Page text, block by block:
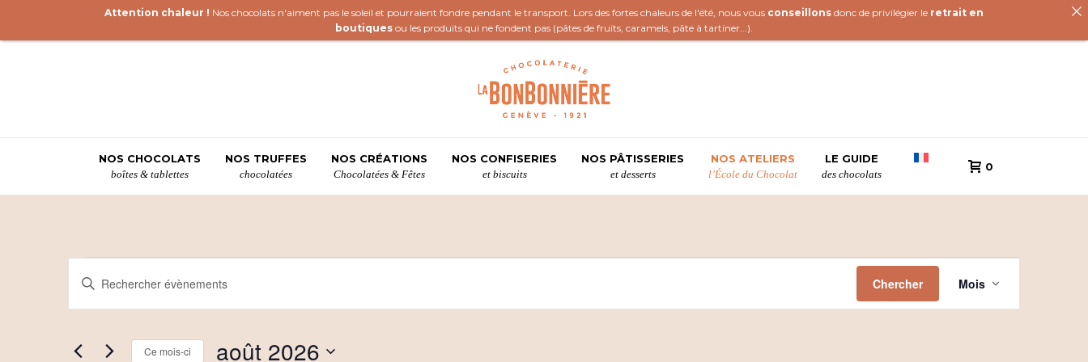
NOS CHOCOLATS
boîtes & tablettes
NOS TRUFFES
chocolatées
NOS CRÉATIONS
Chocolatées & Fêtes
NOS CONFISERIES
et biscuits
NOS PÂTISSERIES
et desserts
NOS ATELIERS
l’École du Chocolat
LE GUIDE
des chocolats
0
Évènements
R
e
c
Saisir
mot-
clé.
Évènements
Chercher
a
Mois
Ce mois-ci août 2026
Attention chaleur ! Nos chocolats n'aiment pas le soleil et pourraient fondre pendant le transport. Lors des fortes chaleurs de l'été, nous vous conseillons donc de privilégier le retrait en
boutiques ou les produits qui ne fondent pas (pâtes de fruits, caramels, pâte à tartiner...).